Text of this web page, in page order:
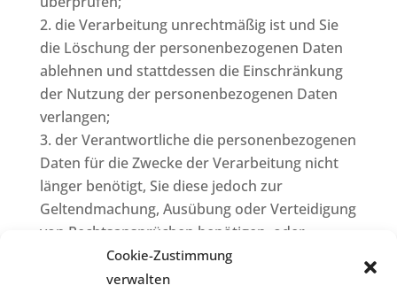
Cookie-Zustimmung
verwalten
die Verarbeitung unrechtmäßig ist und Sie
die Löschung der personenbezogenen Daten
ablehnen und stattdessen die Einschränkung
der Nutzung der personenbezogenen Daten
verlangen;
der Verantwortliche die personenbezogenen
Daten für die Zwecke der Verarbeitung nicht
länger benötigt, Sie diese jedoch zur
Geltendmachung, Ausübung oder Verteidigung
von Rechtsansprüchen benötigen, oder
wenn Sie Widerspruch gegen die
Verarbeitung gemäß Art. 21 Abs. 1 DSGVO